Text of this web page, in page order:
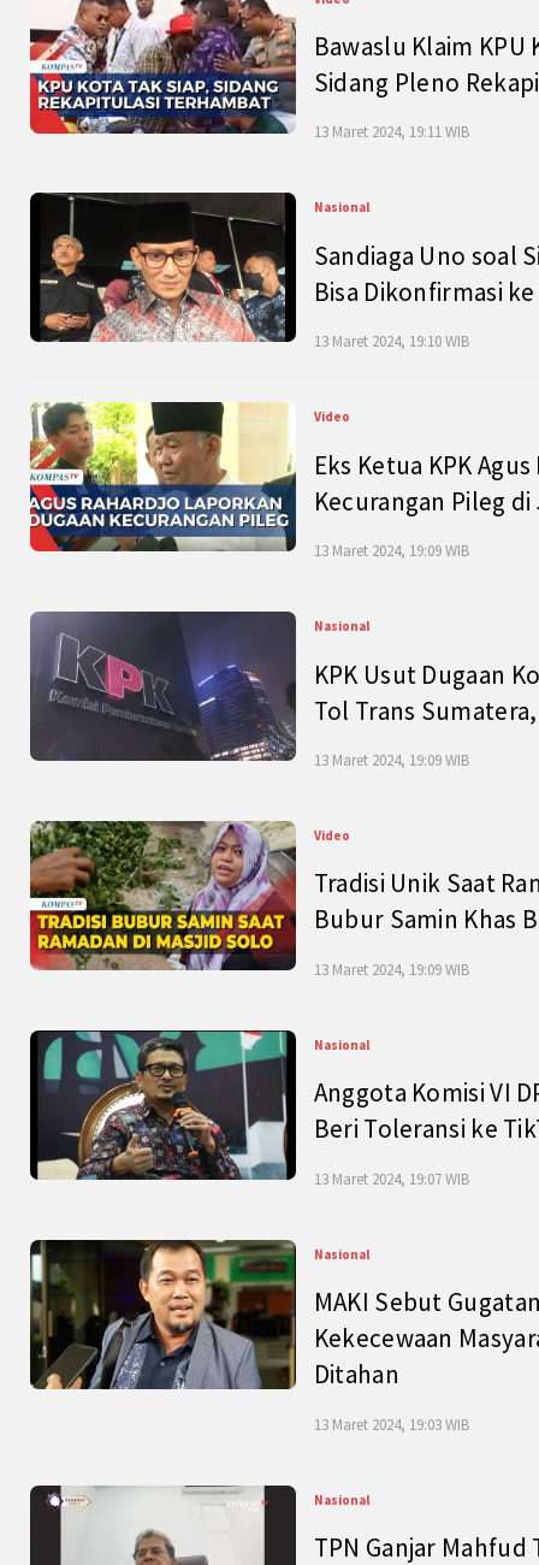
Bawaslu Klaim
Sidang Pleno
13 Maret 2024, 19:11 WIB
Nasional
Sandiaga Uno soal
Bisa Dikonfirmasi
13 Maret 2024, 19:10 WIB
Video
Eks Ketua KPK
Kecurangan Pileg
13 Maret 2024, 19:09 WIB
Nasional
KPK Usut Dugaan
Tol Trans
13 Maret 2024, 19:09 WIB
Video
Tradisi Unik Saat
Bubur Samin Khas
13 Maret 2024, 19:09 WIB
Nasional
Anggota Komisi VI
Beri Toleransi ke
13 Maret 2024, 19:07 WIB
Nasional
MAKI Sebut
Kekecewaan
Ditahan
13 Maret 2024, 19:03 WIB
Nasional
TPN Ganjar